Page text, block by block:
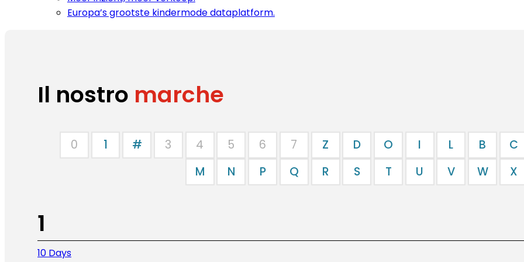
Europa’s grootste kindermode dataplatform.
Il nostro marche
0 1 # 3 4 5 6 7 Z D O I L B C
M
N P Q R S T U V W X
1
10 Days